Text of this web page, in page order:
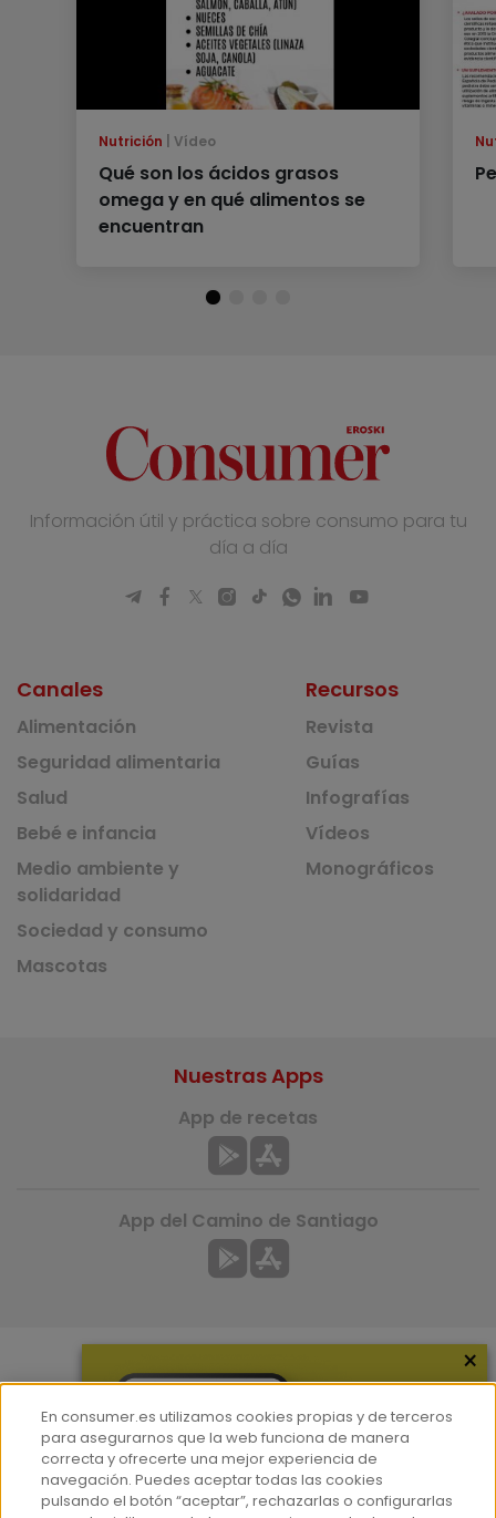
Nutrición Vídeo
Qué son los ácidos grasos
omega y en qué alimentos se
encuentran
Información útil y práctica sobre consumo para tu
día a día
Canales
Alimentación
Seguridad alimentaria
Salud
Bebé e infancia
Medio ambiente y
solidaridad
Sociedad y consumo
Mascotas
Recursos
Revista
Guías
Infografías
Vídeos
Monográficos
Más información
¿Quiénes somos?
Hemeroteca
Contacto
Nuestras Apps
App de recetas
App del Camino de Santiago
×
En consumer.es utilizamos cookies propias y de terceros
para asegurarnos que la web funciona de manera
correcta y ofrecerte una mejor experiencia de
navegación. Puedes aceptar todas las cookies
pulsando el botón “aceptar”, rechazarlas o configurarlas